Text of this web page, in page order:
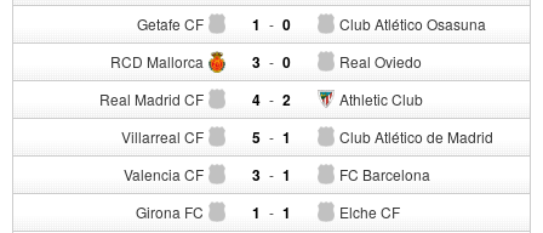
Getafe CF 1 - Club Atlético Osasuna
0
RCD Mallorca 3 - Real Oviedo
0
Real Madrid CF 4 - Athletic Club
2
Villarreal CF 5 - Club Atlético de Madrid
1
Valencia CF 3 - FC Barcelona
1
Girona FC 1 - Elche CF
1